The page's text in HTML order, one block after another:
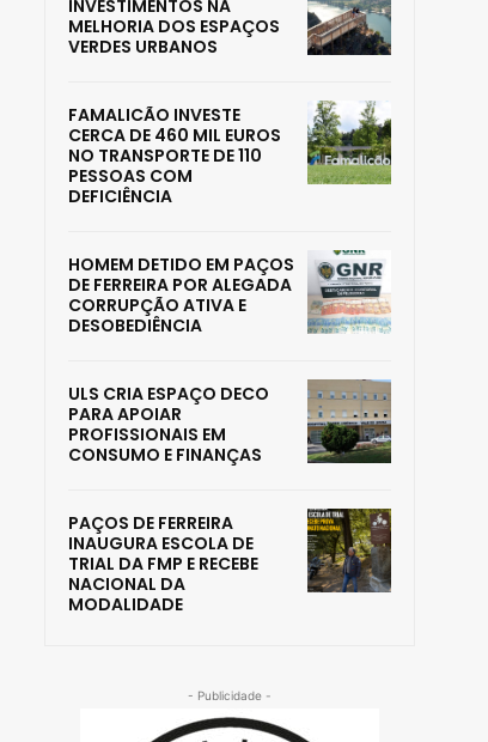
INVESTIMENTOS NA
MELHORIA DOS ESPAÇOS
VERDES URBANOS
FAMALICÃO INVESTE
CERCA DE 460 MIL EUROS
NO TRANSPORTE DE 110
PESSOAS COM
DEFICIÊNCIA
HOMEM DETIDO EM PAÇOS
DE FERREIRA POR ALEGADA
CORRUPÇÃO ATIVA E
DESOBEDIÊNCIA
ULS CRIA ESPAÇO DECO
PARA APOIAR
PROFISSIONAIS EM
CONSUMO E FINANÇAS
PAÇOS DE FERREIRA
INAUGURA ESCOLA DE
TRIAL DA FMP E RECEBE
NACIONAL DA
MODALIDADE
- Publicidade -